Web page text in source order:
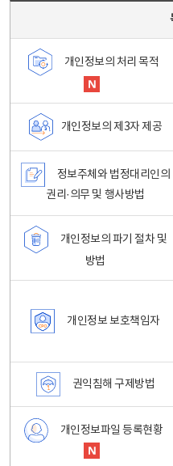
개인정보의 처리 목적
개인정보의 제3자 제공
정보주체와 법정대리인의
권리·의무 및 행사방법
개인정보의 파기 절차 및
방법
개인정보 보호책임자
권익침해 구제방법
개인정보파일 등록현황